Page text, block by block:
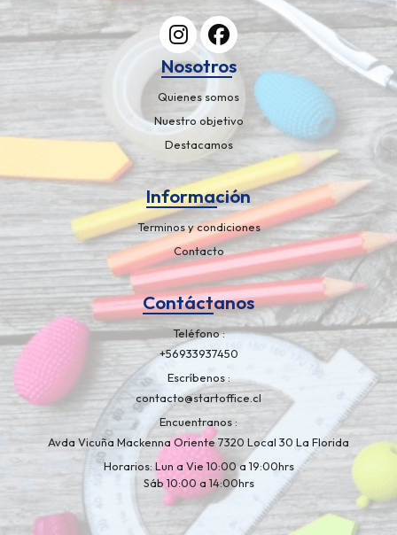
Nosotros
Quienes somos
Nuestro objetivo
Destacamos
Información
Terminos y condiciones
Contacto
Contáctanos
Teléfono
+56933937450
Escríbenos
contacto@startoffice.cl
Encuentranos
Avda Vicuña Mackenna Oriente 7320 Local 30 La Florida
Horarios: Lun a Vie 10:00 a 19:00hrs
Sáb 10:00 a 14:00hrs